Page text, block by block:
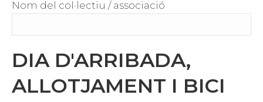
Nom del col·lectiu / associació
DIA D'ARRIBADA,
ALLOTJAMENT I BICI